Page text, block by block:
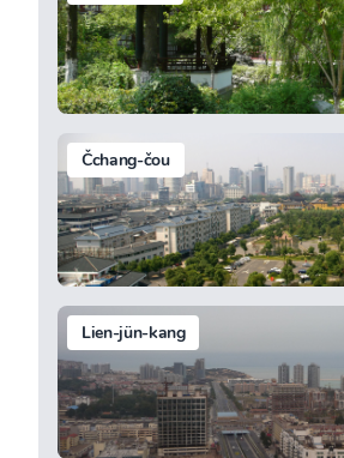
Čchang-čou
Lien-jün-kang